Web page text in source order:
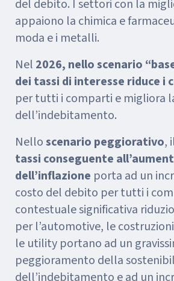
del debito. I settori con la
appaiono la chimica e
moda e i metalli.
Nel 2026, nello scenario
dei tassi di interesse riduce i
per tutti i comparti e migliora
dell’indebitamento.
Nelloscenario peggiorativo,
tassi conseguente
dell’inflazione porta ad un
costo del debito per tutti i
contestuale significativa
per l’automotive, le
le utility portano ad un
peggioramento della
dell’indebitamento e ad un